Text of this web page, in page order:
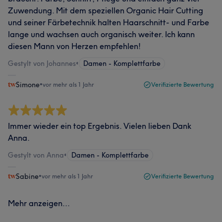
Zuwendung. Mit dem speziellen Organic Hair Cutting
und seiner Färbetechnik halten Haarschnitt- und Farbe
lange und wachsen auch organisch weiter. Ich kann
diesen Mann von Herzen empfehlen!
Gestylt von Johannes• Damen - Komplettfarbe
Simone•vor mehr als 1 Jahr Verifizierte Bewertung
Immer wieder ein top Ergebnis. Vielen lieben Dank
Anna.
Gestylt von Anna• Damen - Komplettfarbe
Sabine•vor mehr als 1 Jahr Verifizierte Bewertung
Mehr anzeigen...